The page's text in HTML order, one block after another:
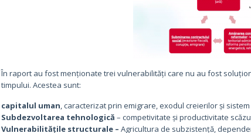
În raport au fost menționate trei vulnerabilități care nu au fost
timpului. Acestea sunt:
capitalul uman, caracterizat prin emigrare, exodul creierilor și
Subdezvoltarea tehnologică – competivitate și productivitate
Vulnerabilitățile structurale – Agricultura de subzistență,